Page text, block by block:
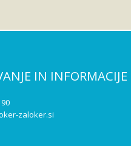
IN INFORMACIJE
zaloker.si